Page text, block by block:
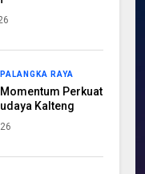
RAYA
Perkuat
Kalteng